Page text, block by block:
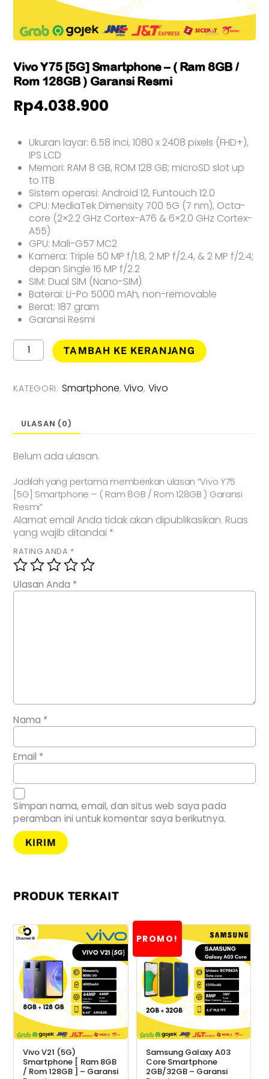
Vivo Y75 [5G] Smartphone – ( Ram 8GB /
Rom 128GB ) Garansi Resmi
Rp4.038.900
Ukuran layar: 6.58 inci, 1080 x 2408 pixels (FHD+),
IPS LCD
Memori: RAM 8 GB, ROM 128 GB; microSD slot up
to 1TB
Sistem operasi: Android 12, Funtouch 12.0
CPU: MediaTek Dimensity 700 5G (7 nm), Octa-
core (2×2.2 GHz Cortex-A76 & 6×2.0 GHz Cortex-
A55)
GPU: Mali-G57 MC2
Kamera: Triple 50 MP f/1.8, 2 MP f/2.4, & 2 MP f/2.4;
depan Single 16 MP f/2.2
SIM: Dual SIM (Nano-SIM)
Baterai: Li-Po 5000 mAh, non-removable
Berat: 187 gram
Garansi Resmi
Kuantitas
Vivo
[5G]
Smartphone
Ram
/
128GB
)
Garansi
Resmi
TAMBAH KE KERANJANG
KATEGORI: Smartphone,Vivo, Vivo
ULASAN (0)
Belum ada ulasan.
Jadilah yang pertama memberikan ulasan “Vivo Y75
[5G] Smartphone – ( Ram 8GB / Rom 128GB ) Garansi
Resmi”
Alamat email Anda tidak akan dipublikasikan. Ruas
yang wajib ditandai*
RATING ANDA *
Ulasan Anda *
Nama *
Email *
Simpan nama, email, dan situs web saya pada
peramban ini untuk komentar saya berikutnya.
PRODUK TERKAIT
Vivo V21 (5G)
Smartphone [ Ram 8GB
/ Rom 128GB ] – Garansi
PROMO!
Samsung Galaxy A03
Core Smartphone
2GB/32GB – Garansi